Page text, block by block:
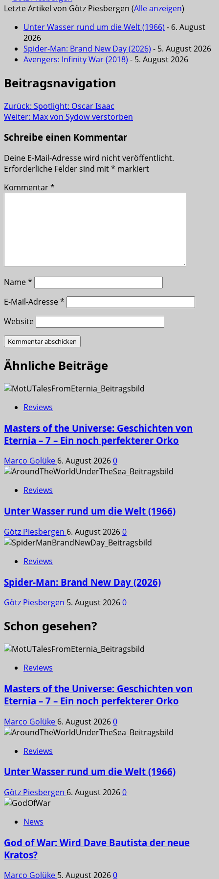
Letzte Artikel von Götz Piesbergen (Alle anzeigen)
Unter Wasser rund um die Welt (1966) - 6. August
2026
Spider-Man: Brand New Day (2026) - 5. August 2026
Avengers: Infinity War (2018) - 5. August 2026
Beitragsnavigation
Zurück: Spotlight: Oscar Isaac
Weiter: Max von Sydow verstorben
Schreibe einen Kommentar
Deine E-Mail-Adresse wird nicht veröffentlicht.
Erforderliche Felder sind mit* markiert
Kommentar*
Name*
E-Mail-Adresse*
Website
Ähnliche Beiträge
Reviews
Masters of the Universe: Geschichten von
Eternia – 7 – Ein noch perfekterer Orko
Marco Golüke 6. August 20260
Reviews
Unter Wasser rund um die Welt (1966)
Götz Piesbergen 6. August 20260
Reviews
Spider-Man: Brand New Day (2026)
Götz Piesbergen 5. August 20260
Schon gesehen?
Reviews
Masters of the Universe: Geschichten von
Eternia – 7 – Ein noch perfekterer Orko
Marco Golüke 6. August 20260
Reviews
Unter Wasser rund um die Welt (1966)
Götz Piesbergen 6. August 20260
News
God of War: Wird Dave Bautista der neue
Kratos?
Marco Golüke 5. August 20260